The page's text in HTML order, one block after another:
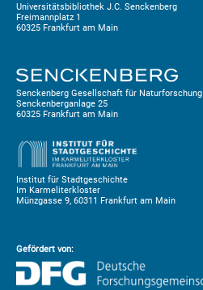
Universitätsbibliothek J.C. Senckenberg
Freimannplatz 1
60325 Frankfurt am Main
Senckenberg Gesellschaft für Naturforschung
Senckenberganlage 25
60325 Frankfurt am Main
Institut für Stadtgeschichte
Im Karmeliterkloster
Münzgasse 9, 60311 Frankfurt am Main
Gefördert von: